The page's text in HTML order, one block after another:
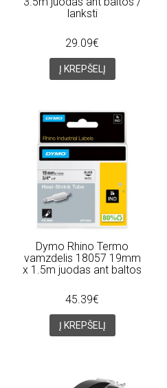
lanksti
29.09€
Į KREPŠELĮ
Dymo Rhino Termo
vamzdelis 18057 19mm
x 1.5m juodas ant baltos
45.39€
Į KREPŠELĮ